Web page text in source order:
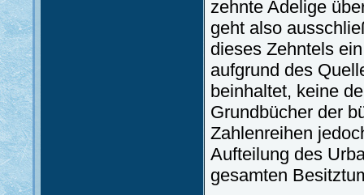
zehnte Adelige
geht also
dieses Zehntels
aufgrund des
beinhaltet, keine
Grundbücher der
Zahlenreihen
Aufteilung des
gesamten